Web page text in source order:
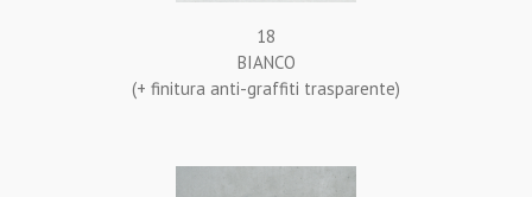
18
BIANCO
(+ finitura anti-graffiti trasparente)